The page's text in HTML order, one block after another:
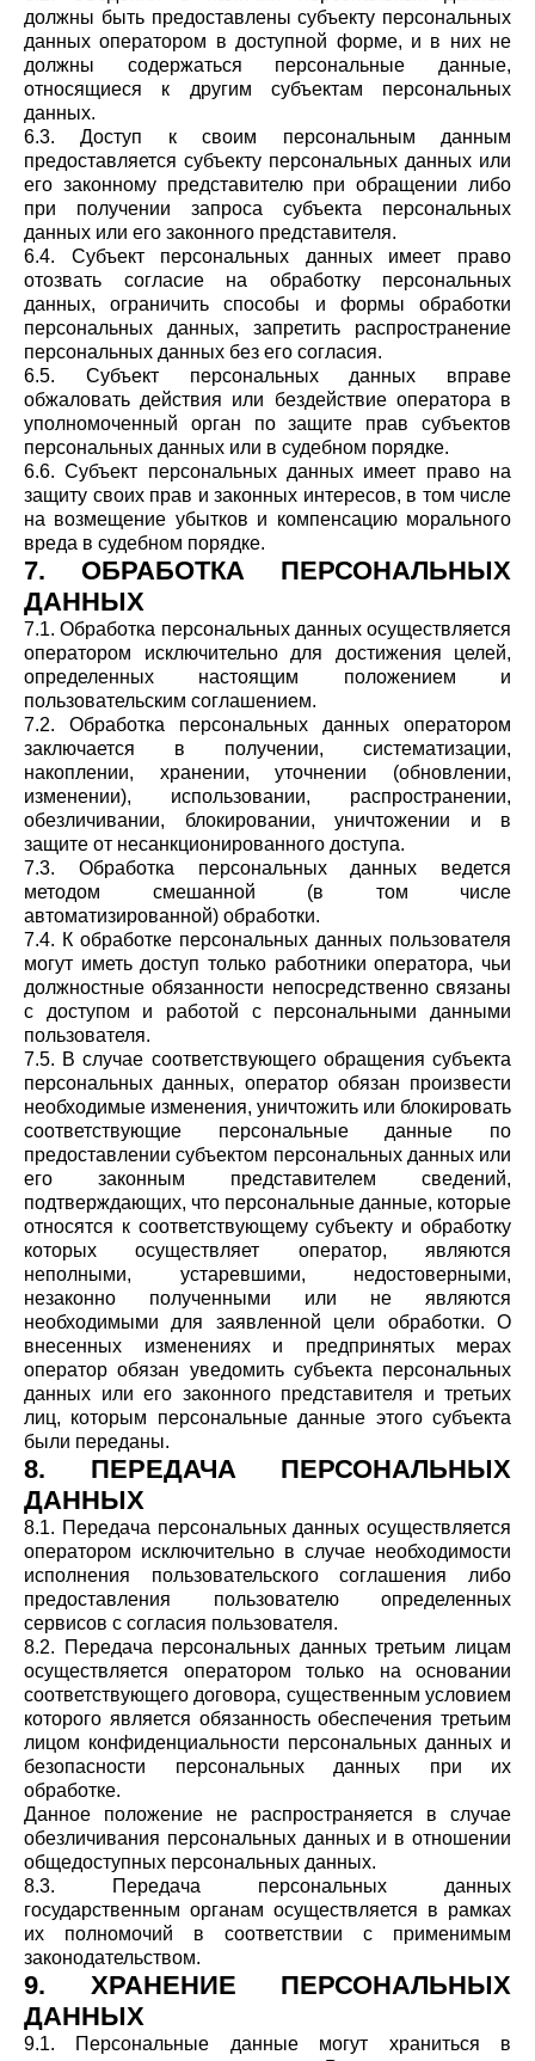
должны быть предоставлены субъекту персональных
данных оператором в доступной форме, и в них не
должны содержаться персональные данные,
относящиеся к другим субъектам персональных
данных.
6.3. Доступ к своим персональным данным
предоставляется субъекту персональных данных или
его законному представителю при обращении либо
при получении запроса субъекта персональных
данных или его законного представителя.
6.4. Субъект персональных данных имеет право
отозвать согласие на обработку персональных
данных, ограничить способы и формы обработки
персональных данных, запретить распространение
персональных данных без его согласия.
6.5. Субъект персональных данных вправе
обжаловать действия или бездействие оператора в
уполномоченный орган по защите прав субъектов
персональных данных или в судебном порядке.
6.6. Субъект персональных данных имеет право на
защиту своих прав и законных интересов, в том числе
на возмещение убытков и компенсацию морального
вреда в судебном порядке.
7. ОБРАБОТКА ПЕРСОНАЛЬНЫХ
ДАННЫХ
7.1. Обработка персональных данных осуществляется
оператором исключительно для достижения целей,
определенных настоящим положением и
пользовательским соглашением.
7.2. Обработка персональных данных оператором
заключается в получении, систематизации,
накоплении, хранении, уточнении (обновлении,
изменении), использовании, распространении,
обезличивании, блокировании, уничтожении и в
защите от несанкционированного доступа.
7.3. Обработка персональных данных ведется
методом смешанной (в том числе
автоматизированной) обработки.
7.4. К обработке персональных данных пользователя
могут иметь доступ только работники оператора, чьи
должностные обязанности непосредственно связаны
с доступом и работой с персональными данными
пользователя.
7.5. В случае соответствующего обращения субъекта
персональных данных, оператор обязан произвести
необходимые изменения, уничтожить или блокировать
соответствующие персональные данные по
предоставлении субъектом персональных данных или
его законным представителем сведений,
подтверждающих, что персональные данные, которые
относятся к соответствующему субъекту и обработку
которых осуществляет оператор, являются
неполными, устаревшими, недостоверными,
незаконно полученными или не являются
необходимыми для заявленной цели обработки. О
внесенных изменениях и предпринятых мерах
оператор обязан уведомить субъекта персональных
данных или его законного представителя и третьих
лиц, которым персональные данные этого субъекта
были переданы.
8. ПЕРЕДАЧА ПЕРСОНАЛЬНЫХ
ДАННЫХ
8.1. Передача персональных данных осуществляется
оператором исключительно в случае необходимости
исполнения пользовательского соглашения либо
предоставления пользователю определенных
сервисов с согласия пользователя.
8.2. Передача персональных данных третьим лицам
осуществляется оператором только на основании
соответствующего договора, существенным условием
которого является обязанность обеспечения третьим
лицом конфиденциальности персональных данных и
безопасности персональных данных при их
обработке.
Данное положение не распространяется в случае
обезличивания персональных данных и в отношении
общедоступных персональных данных.
8.3. Передача персональных данных
государственным органам осуществляется в рамках
их полномочий в соответствии с применимым
законодательством.
9. ХРАНЕНИЕ ПЕРСОНАЛЬНЫХ
ДАННЫХ
9.1. Персональные данные могут храниться в